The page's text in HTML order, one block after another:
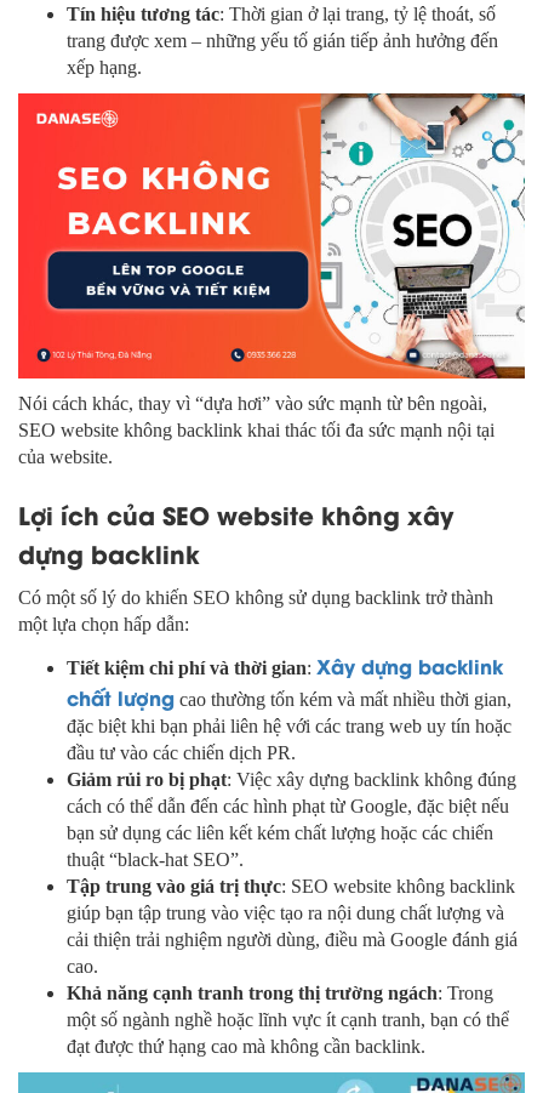
Tín hiệu tương tác: Thời gian ở lại trang, tỷ lệ thoát, số
trang được xem – những yếu tố gián tiếp ảnh hưởng đến
xếp hạng.
Nói cách khác, thay vì “dựa hơi” vào sức mạnh từ bên ngoài,
SEO website không backlink khai thác tối đa sức mạnh nội tại
của website.
Lợi ích của SEO website không xây
dựng backlink
Có một số lý do khiến SEO không sử dụng backlink trở thành
một lựa chọn hấp dẫn:
Tiết kiệm chi phí và thời gian: Xây dựng backlink
chất lượng cao thường tốn kém và mất nhiều thời gian,
đặc biệt khi bạn phải liên hệ với các trang web uy tín hoặc
đầu tư vào các chiến dịch PR.
Giảm rủi ro bị phạt: Việc xây dựng backlink không đúng
cách có thể dẫn đến các hình phạt từ Google, đặc biệt nếu
bạn sử dụng các liên kết kém chất lượng hoặc các chiến
thuật “black-hat SEO”.
Tập trung vào giá trị thực: SEO website không backlink
giúp bạn tập trung vào việc tạo ra nội dung chất lượng và
cải thiện trải nghiệm người dùng, điều mà Google đánh giá
cao.
Khả năng cạnh tranh trong thị trường ngách: Trong
một số ngành nghề hoặc lĩnh vực ít cạnh tranh, bạn có thể
đạt được thứ hạng cao mà không cần backlink.